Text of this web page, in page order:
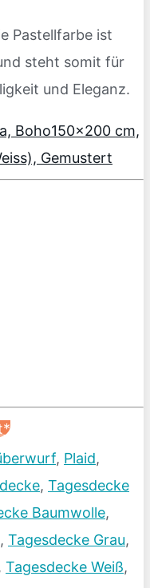
Pastellfarbe ist
steht somit für
und Eleganz.
Boho150x200 cm,
Gemustert
, Plaid,
, Tagesdecke
Baumwolle,
, Tagesdecke Grau,
, Tagesdecke Weiß,